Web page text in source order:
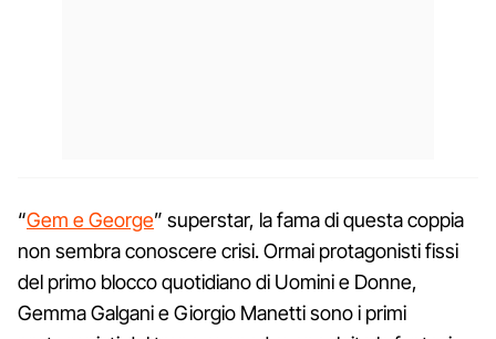
“Gem e George” superstar, la fama di questa coppia
non sembra conoscere crisi. Ormai protagonisti fissi
del primo blocco quotidiano di Uomini e Donne,
Gemma Galgani e Giorgio Manetti sono i primi